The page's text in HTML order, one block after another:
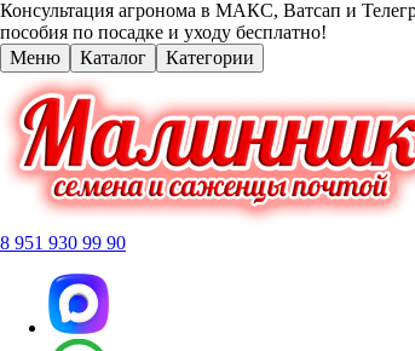
Консультация агронома в МАКС, Ватсап и
пособия по посадке и уходу бесплатно!
Меню
Каталог Категории
8 951 930 99 90